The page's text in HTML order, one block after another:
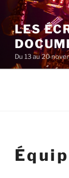
au
contenu
principal
LES
Du 13 au 20